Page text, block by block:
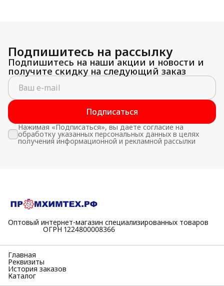
Подпишитесь на рассылку
Подпишитесь на наши акции и новости и
получите скидку на следующий заказ
Подписаться
Нажимая «Подписаться», вы даете согласие на
обработку указанных персональных данных в целях
получения информационной и рекламной рассылки
Оптовый интернет-магазин специализированных товаров
⠀⠀⠀⠀⠀⠀⠀ОГРН 1224800008366
Главная
Реквизиты
История заказов
Каталог